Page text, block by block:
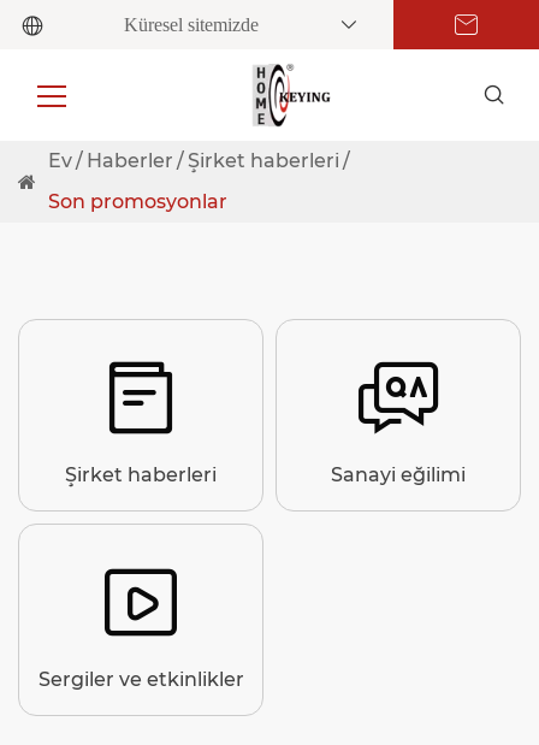
Küresel sitemizde
Ev Haberler
Şirket haberleri
Son promosyonlar

Şirket haberleri

Sanayi eğilimi

Sergiler ve etkinlikler